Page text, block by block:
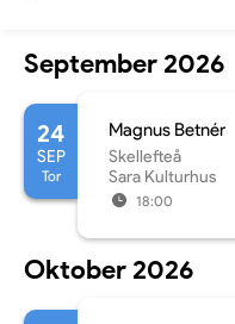
September 2026
24
SEP
Tor
Magnus Betnér
Skellefteå
Sara Kulturhus
18:00
Oktober 2026